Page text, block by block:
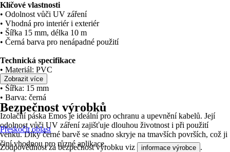
Klíčové vlastnosti
• Odolnost vůči UV záření
• Vhodná pro interiér i exteriér
• Šířka 15 mm, délka 10 m
• Černá barva pro nenápadné použití
Technická specifikace
• Materiál: PVC
• Délka: 10 m
• Šířka: 15 mm
• Barva: černá
Izolační páska Emos je ideální pro ochranu a upevnění kabelů. Její
odolnost vůči UV záření zajišťuje dlouhou životnost i při použití
venku. Díky černé barvě se snadno skryje na tmavších površích, což ji
činí vhodnou pro různé aplikace.
Zobrazit více
Bezpečnost výrobků
Přeskočit oblast
Zodpovědnost za bezpečnost výrobku viz informace výrobce .